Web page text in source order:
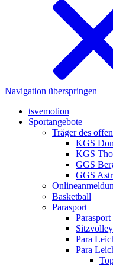
Navigation überspringen
tsvemotion
Sportangebote
Träger des
KGS
KGS
GGS
GGS
Basketball
Parasport
Para
Para